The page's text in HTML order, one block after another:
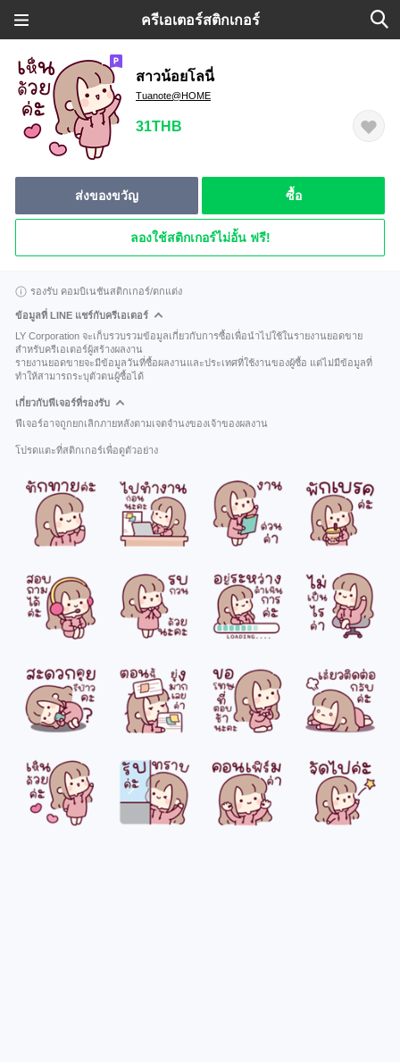
ครีเอเตอร์สติกเกอร์
สาวน้อยโลนี่
Tuanote@HOME
31THB
ส่งของขวัญ ซื้อ
ลองใช้สติกเกอร์ไม่อั้น ฟรี!
รองรับ คอมบิเนชันสติกเกอร์/ตกแต่ง
ข้อมูลที่ LINE แชร์กับครีเอเตอร์
LY Corporation จะเก็บรวบรวมข้อมูลเกี่ยวกับการซื้อเพื่อนำไปใช้ในรายงานยอดขาย
สำหรับครีเอเตอร์ผู้สร้างผลงาน
รายงานยอดขายจะมีข้อมูลวันที่ซื้อผลงานและประเทศที่ใช้งานของผู้ซื้อ แต่ไม่มีข้อมูลที่
ทำให้สามารถระบุตัวตนผู้ซื้อได้
เกี่ยวกับฟีเจอร์ที่รองรับ
ฟีเจอร์อาจถูกยกเลิกภายหลังตามเจตจำนงของเจ้าของผลงาน
โปรดแตะที่สติกเกอร์เพื่อดูตัวอย่าง